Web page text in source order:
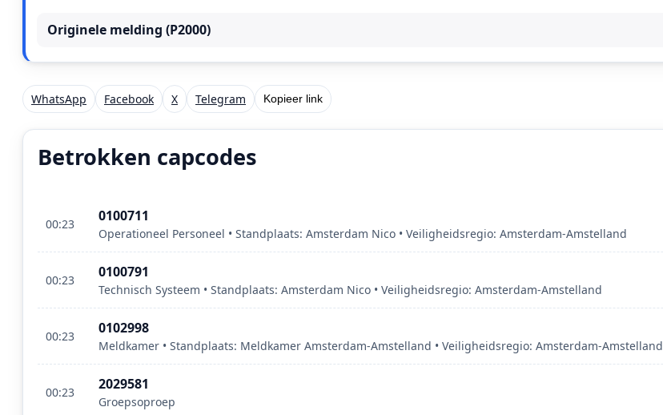
Originele melding (P2000)
WhatsApp Facebook X Telegram Kopieer link
Betrokken capcodes
00:23 0100711
Operationeel Personeel • Standplaats: Amsterdam Nico • Veiligheidsregio: Amsterdam-Amstelland
00:23 0100791
Technisch Systeem • Standplaats: Amsterdam Nico • Veiligheidsregio: Amsterdam-Amstelland
00:23 0102998
Meldkamer • Standplaats: Meldkamer Amsterdam-Amstelland • Veiligheidsregio: Amsterdam-Amstelland
00:23 2029581
Groepsoproep